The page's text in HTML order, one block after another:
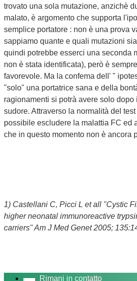
trovato una sola mutazione, anzichè
malato, è argomento che supporta
semplice portatore : non è una prova
sappiamo quante e quali mutazioni
quindi potrebbe esserci una seconda
non è stata identificata), però è
favorevole. Ma la confema dell' "
"solo" una portatrice sana e della
ragionamenti si potrà avere solo dopo
sudore. Attraverso la normalità del
possibile escludere la malattia FC ed
che in questo momento non è ancora
1) Castellani C, Picci L et all "Cystic
higher neonatal immunoreactive
carriers" Am J Med Genet 2005;
Rimani in contatto